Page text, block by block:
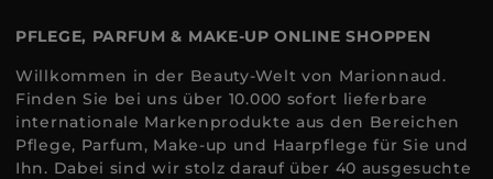
PFLEGE, PARFUM & MAKE-UP ONLINE SHOPPEN
Willkommen in der Beauty-Welt von Marionnaud.
Finden Sie bei uns über 10.000 sofort lieferbare
internationale Markenprodukte aus den Bereichen
Pflege, Parfum, Make-up und Haarpflege für Sie und
Ihn. Dabei sind wir stolz darauf über 40 ausgesuchte